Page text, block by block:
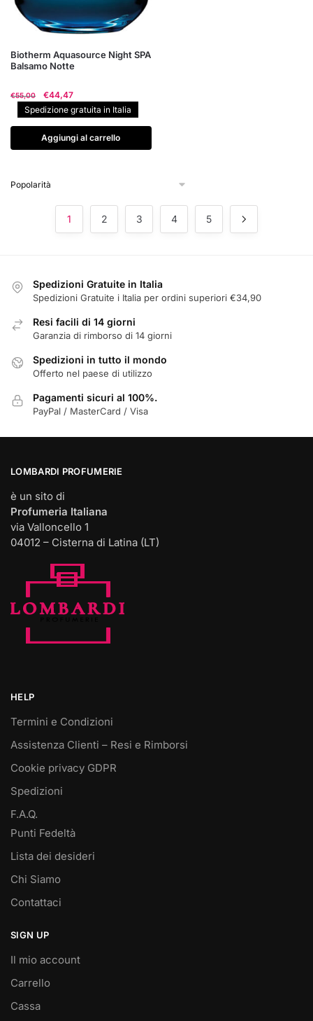
Biotherm Aquasource Night SPA
Balsamo Notte
€55,00
Il
prezzo
originale
era:
€55,00.
€44,47
prezzo
attuale
è:
€44,47.
Spedizione gratuita in Italia
Aggiungi al carrello
1 2 3 4 5
Spedizioni Gratuite in Italia
Spedizioni Gratuite i Italia per ordini superiori €34,90
Resi facili di 14 giorni
Garanzia di rimborso di 14 giorni
Spedizioni in tutto il mondo
Offerto nel paese di utilizzo
Pagamenti sicuri al 100%.
PayPal / MasterCard / Visa
LOMBARDI PROFUMERIE
è un sito di
Profumeria Italiana
via Valloncello 1
04012 – Cisterna di Latina (LT)
HELP
Termini e Condizioni
Assistenza Clienti – Resi e Rimborsi
Cookie privacy GDPR
Spedizioni
F.A.Q.
Punti Fedeltà
Lista dei desideri
Chi Siamo
Contattaci
SIGN UP
Il mio account
Carrello
Cassa